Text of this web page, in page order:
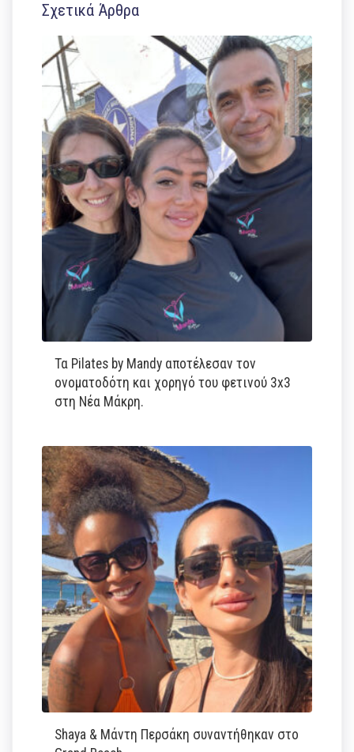
Σχετικά Άρθρα
Τα Pilates by Mandy αποτέλεσαν τον
ονοματοδότη και χορηγό του φετινού 3x3
στη Νέα Μάκρη.
Shaya & Μάντη Περσάκη συναντήθηκαν στο